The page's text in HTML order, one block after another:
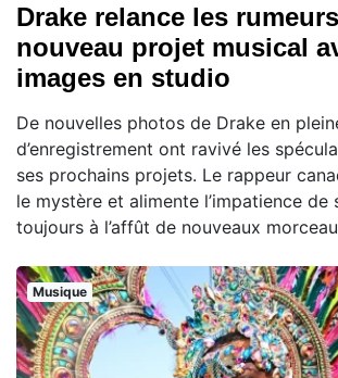
Drake relance les
nouveau projet musical
images en studio
De nouvelles photos de Drake en
d’enregistrement ont ravivé les
ses prochains projets. Le rappeur
le mystère et alimente l’impatience de
toujours à l’affût de nouveaux
Musique